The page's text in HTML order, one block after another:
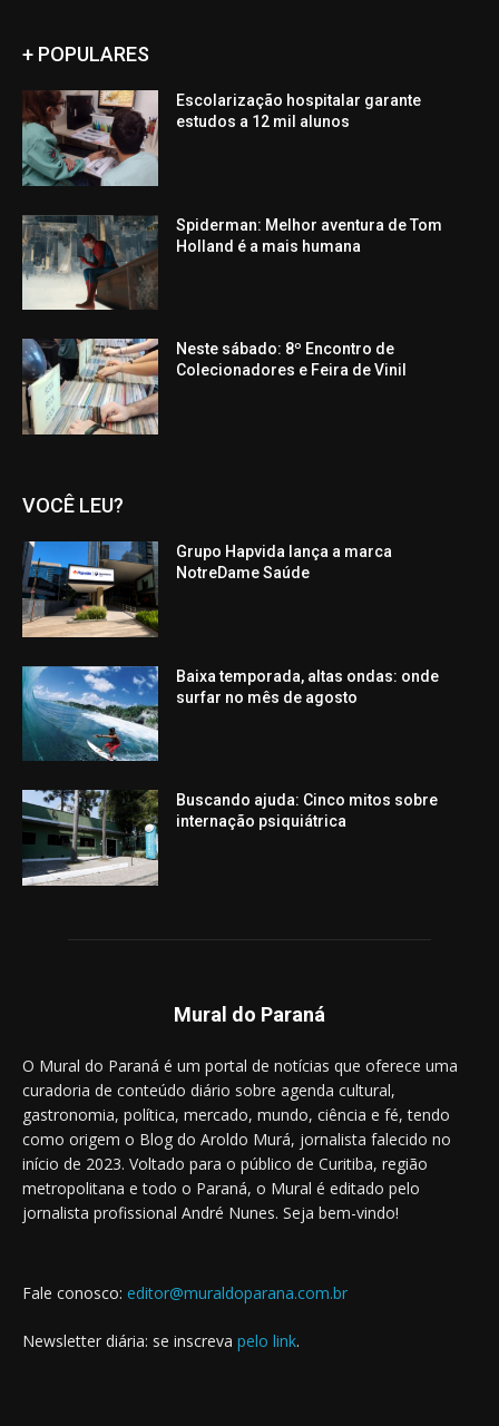
+ POPULARES
Escolarização hospitalar garante
estudos a 12 mil alunos
Spiderman: Melhor aventura de Tom
Holland é a mais humana
Neste sábado: 8º Encontro de
Colecionadores e Feira de Vinil
VOCÊ LEU?
Grupo Hapvida lança a marca
NotreDame Saúde
Baixa temporada, altas ondas: onde
surfar no mês de agosto
Buscando ajuda: Cinco mitos sobre
internação psiquiátrica
Mural do Paraná
O Mural do Paraná é um portal de notícias que oferece uma
curadoria de conteúdo diário sobre agenda cultural,
gastronomia, política, mercado, mundo, ciência e fé, tendo
como origem o Blog do Aroldo Murá, jornalista falecido no
início de 2023. Voltado para o público de Curitiba, região
metropolitana e todo o Paraná, o Mural é editado pelo
jornalista profissional André Nunes. Seja bem-vindo!
Fale conosco: editor@muraldoparana.com.br
Newsletter diária: se inscreva pelo link.